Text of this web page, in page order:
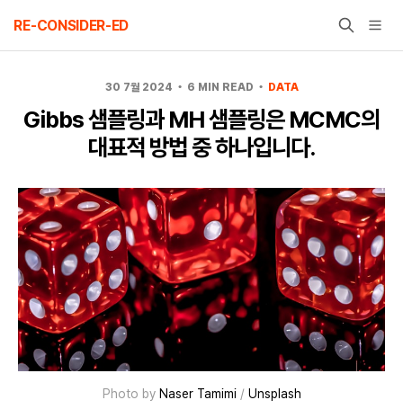
Skip
RE-CONSIDER-ED
30 7월 2024 6 MIN READ DATA
Gibbs 샘플링과 MH 샘플링은 MCMC의
대표적 방법 중 하나입니다.
Photo by Naser Tamimi/ Unsplash